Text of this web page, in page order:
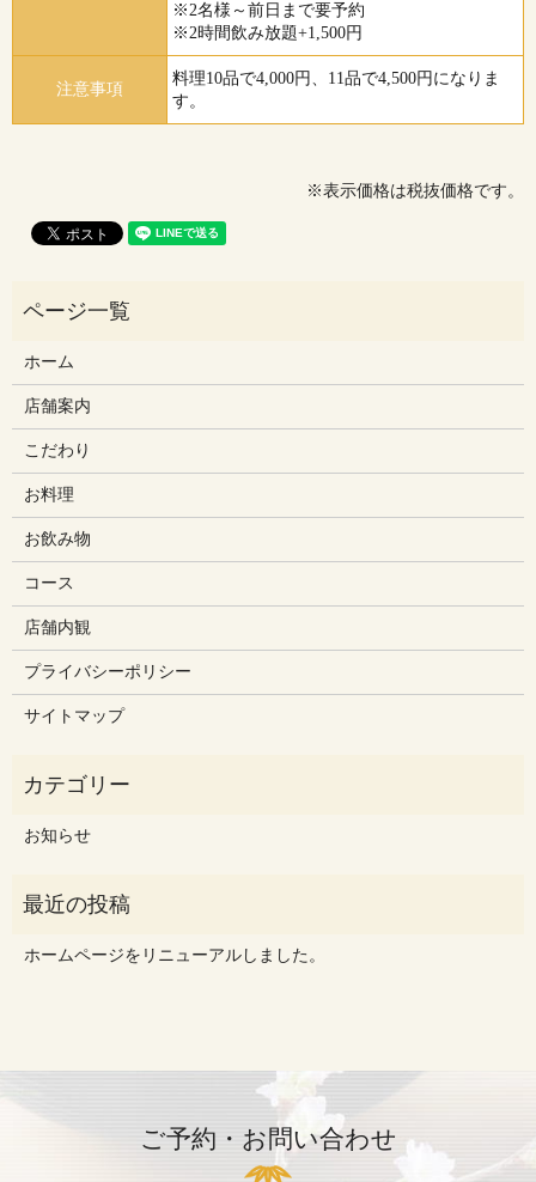
※2名様～前日まで要予約
※2時間飲み放題+1,500円
注意事項
料理10品で4,000円、11品で4,500円になりま
す。
※表示価格は税抜価格です。
ホーム
店舗案内
こだわり
お料理
お飲み物
コース
店舗内観
プライバシーポリシー
サイトマップ
お知らせ
ホームページをリニューアルしました。
ご予約・お問い合わせ